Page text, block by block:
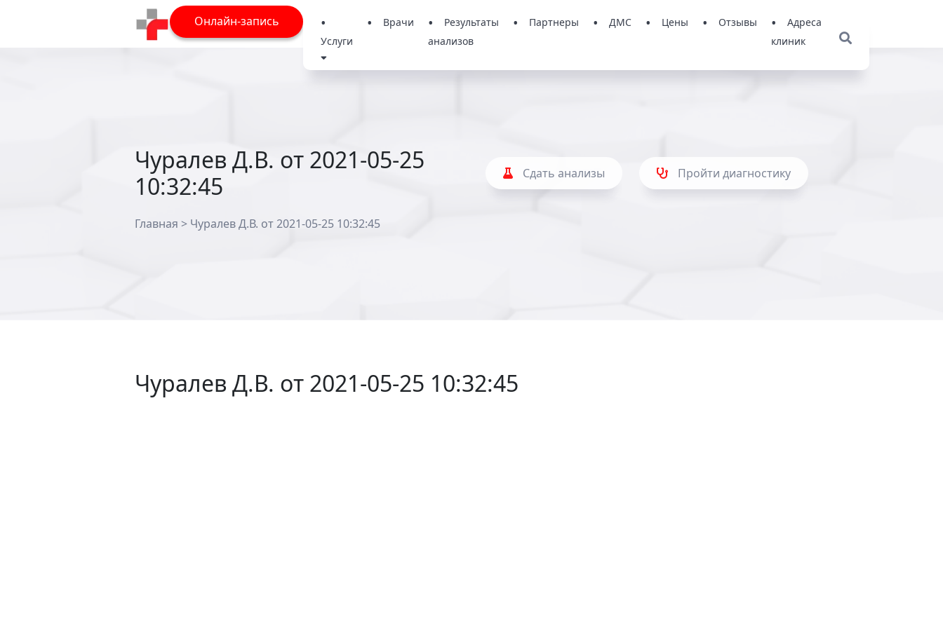
Онлайн-запись
Услуги
Врачи
Результаты
анализов
Партнеры ДМС Цены Отзывы
Адреса
клиник
Чуралев Д.В. от 2021-05-25
10:32:45
Сдать анализы Пройти диагностику
Главная > Чуралев Д.В. от 2021-05-25 10:32:45
Чуралев Д.В. от 2021-05-25 10:32:45